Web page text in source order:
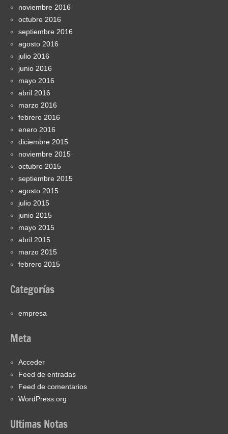
noviembre 2016
octubre 2016
septiembre 2016
agosto 2016
julio 2016
junio 2016
mayo 2016
abril 2016
marzo 2016
febrero 2016
enero 2016
diciembre 2015
noviembre 2015
octubre 2015
septiembre 2015
agosto 2015
julio 2015
junio 2015
mayo 2015
abril 2015
marzo 2015
febrero 2015
Categorías
empresa
Meta
Acceder
Feed de entradas
Feed de comentarios
WordPress.org
Ultimas Notas